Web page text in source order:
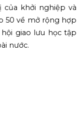
của khởi nghiệp và
50 về mở rộng hợp
giao lưu học tập
nước.‎